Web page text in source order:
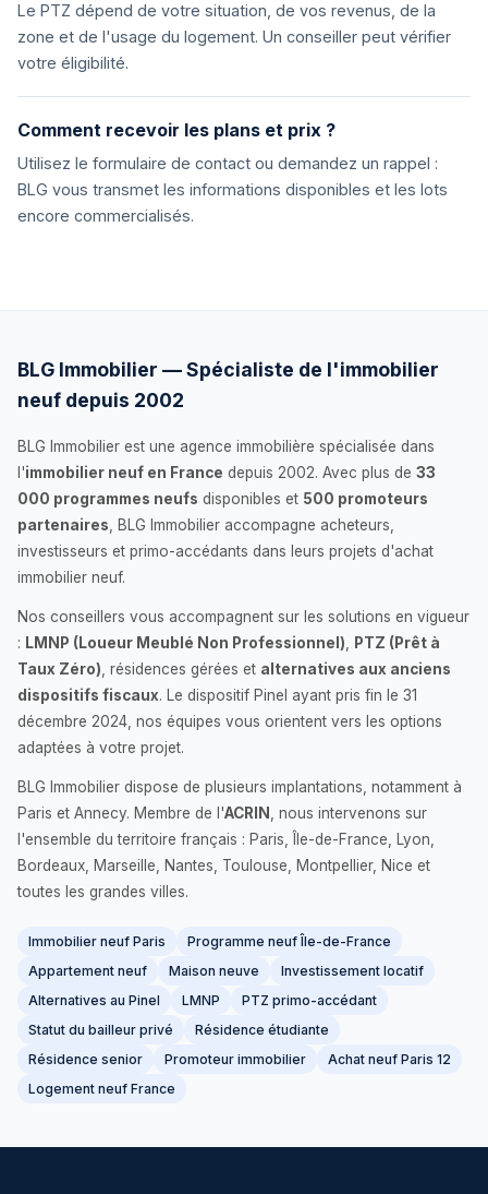
Le PTZ dépend de votre situation, de vos revenus, de la
zone et de l'usage du logement. Un conseiller peut vérifier
votre éligibilité.
Comment recevoir les plans et prix ?
Utilisez le formulaire de contact ou demandez un rappel :
BLG vous transmet les informations disponibles et les lots
encore commercialisés.
BLG Immobilier — Spécialiste de l'immobilier
neuf depuis 2002
BLG Immobilier est une agence immobilière spécialisée dans
l'immobilier neuf en France depuis 2002. Avec plus de 33
000 programmes neufs disponibles et 500 promoteurs
partenaires , BLG Immobilier accompagne acheteurs,
investisseurs et primo-accédants dans leurs projets d'achat
immobilier neuf.
Nos conseillers vous accompagnent sur les solutions en vigueur
: LMNP (Loueur Meublé Non Professionnel)
PTZ (Prêt à
Taux Zéro) , résidences gérées et alternatives aux anciens
dispositifs fiscaux. Le dispositif Pinel ayant pris fin le 31
décembre 2024, nos équipes vous orientent vers les options
adaptées à votre projet.
BLG Immobilier dispose de plusieurs implantations, notamment à
Paris et Annecy. Membre de l'ACRIN
, nous intervenons sur
l'ensemble du territoire français : Paris, Île-de-France, Lyon,
Bordeaux, Marseille, Nantes, Toulouse, Montpellier, Nice et
toutes les grandes villes.
Immobilier neuf Paris
Programme neuf Île-de-France
Appartement neuf
Maison neuve
Investissement locatif
Alternatives au Pinel
LMNP
PTZ primo-accédant
Statut du bailleur privé
Résidence étudiante
Résidence senior
Promoteur immobilier
Achat neuf Paris 12
Logement neuf France